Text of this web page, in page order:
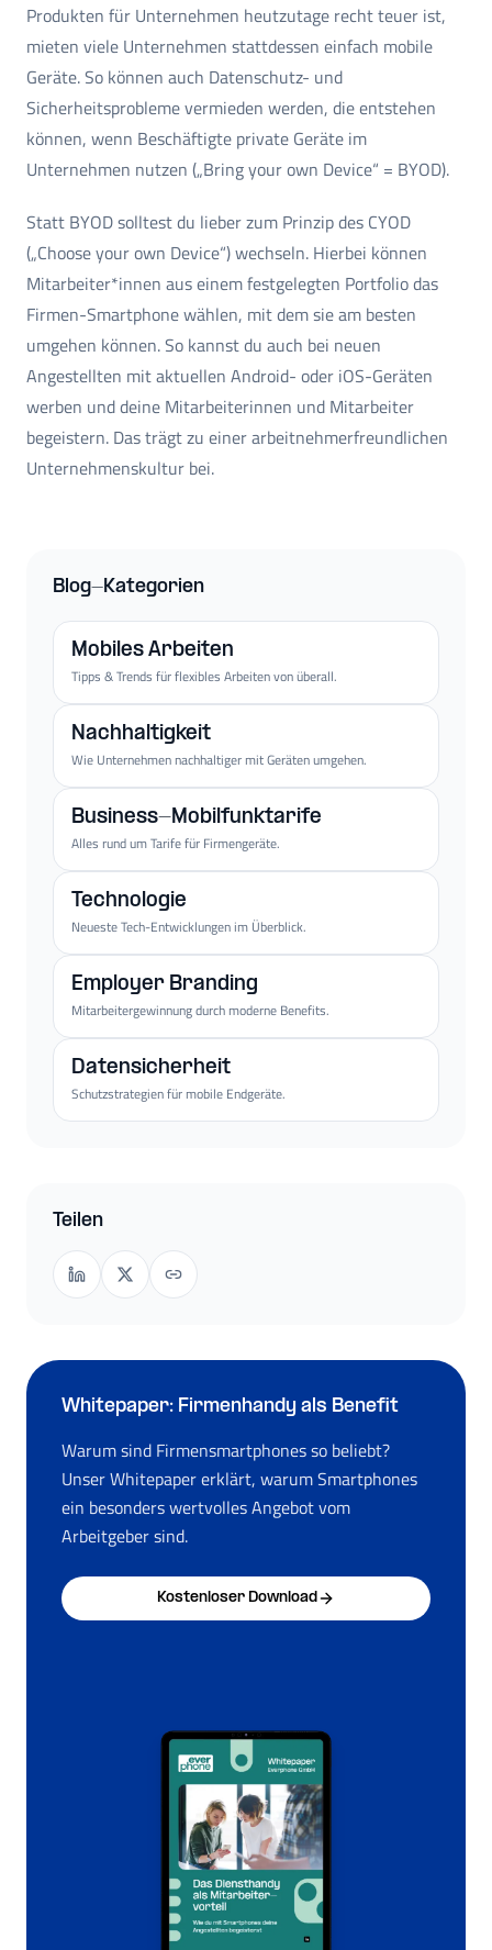
Produkten für Unternehmen heutzutage recht teuer ist,
mieten viele Unternehmen stattdessen einfach mobile
Geräte. So können auch Datenschutz- und
Sicherheitsprobleme vermieden werden, die entstehen
können, wenn Beschäftigte private Geräte im
Unternehmen nutzen („Bring your own Device“ = BYOD).
Statt BYOD solltest du lieber zum Prinzip des CYOD
(„Choose your own Device“) wechseln. Hierbei können
Mitarbeiter*innen aus einem festgelegten Portfolio das
Firmen-Smartphone wählen, mit dem sie am besten
umgehen können. So kannst du auch bei neuen
Angestellten mit aktuellen Android- oder iOS-Geräten
werben und deine Mitarbeiterinnen und Mitarbeiter
begeistern. Das trägt zu einer arbeitnehmerfreundlichen
Unternehmenskultur bei.
Blog-Kategorien
Mobiles Arbeiten
Tipps & Trends für flexibles Arbeiten von überall.
Nachhaltigkeit
Wie Unternehmen nachhaltiger mit Geräten umgehen.
Business-Mobilfunktarife
Alles rund um Tarife für Firmengeräte.
Technologie
Neueste Tech-Entwicklungen im Überblick.
Employer Branding
Mitarbeitergewinnung durch moderne Benefits.
Datensicherheit
Schutzstrategien für mobile Endgeräte.
Teilen
Whitepaper: Firmenhandy als Benefit
Warum sind Firmensmartphones so beliebt?
Unser Whitepaper erklärt, warum Smartphones
ein besonders wertvolles Angebot vom
Arbeitgeber sind.
Kostenloser Download